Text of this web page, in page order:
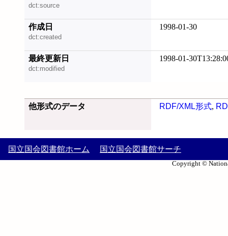
dct:source
作成日
dct:created
1998-01-30
最終更新日
dct:modified
1998-01-
他形式のデータ RDF/XML形式,
国立国会図書館ホーム 国立国会図書館サーチ
Copyright ©